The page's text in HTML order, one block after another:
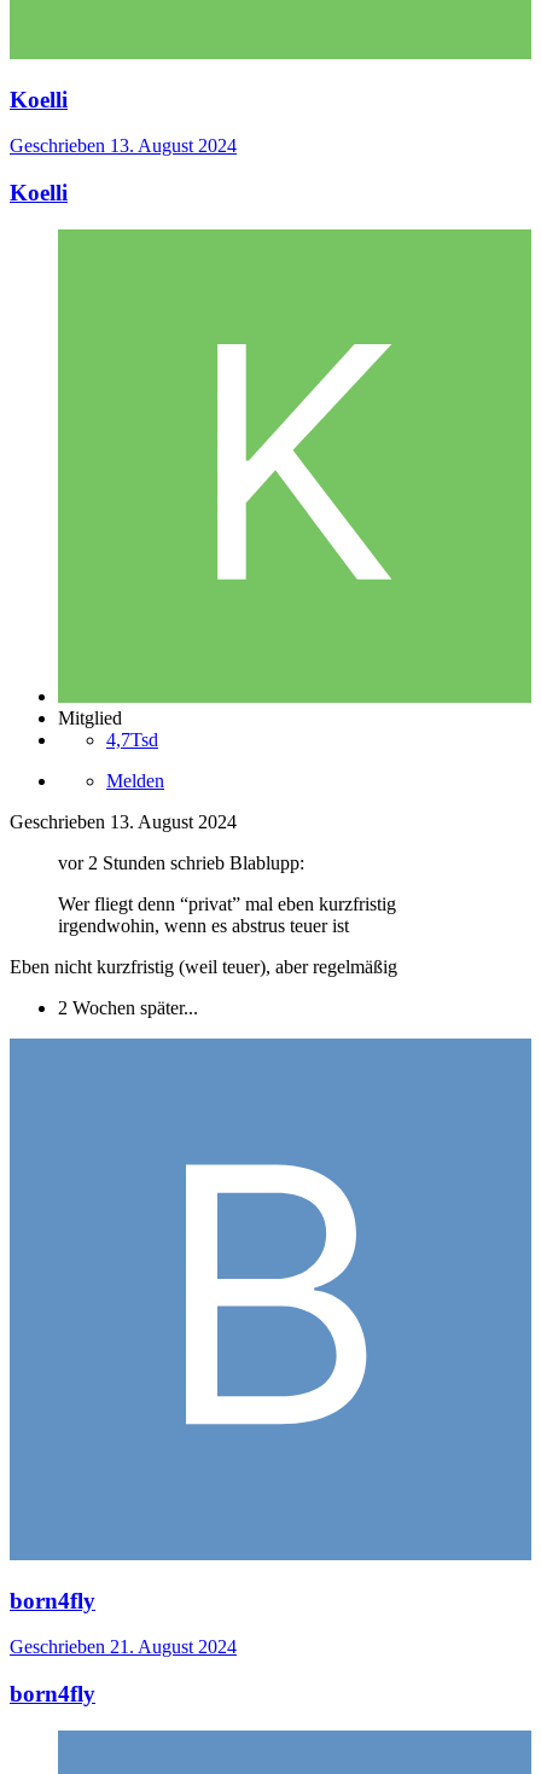
Koelli
Geschrieben 13. August 2024
Koelli
Mitglied
4,7Tsd
Melden
Geschrieben 13. August 2024
vor 2 Stunden schrieb Blablupp:
Wer fliegt denn “privat” mal eben kurzfristig
irgendwohin, wenn es abstrus teuer ist
Eben nicht kurzfristig (weil teuer), aber regelmäßig
2 Wochen später...
born4fly
Geschrieben 21. August 2024
born4fly